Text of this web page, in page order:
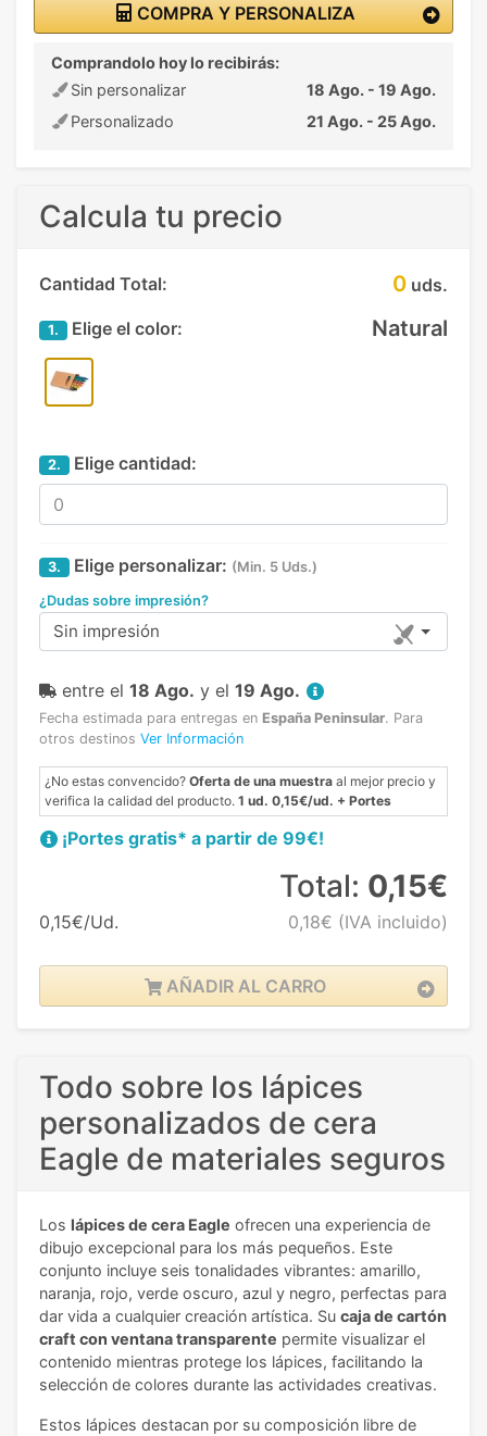
COMPRA Y PERSONALIZA
Comprandolo hoy lo recibirás:
Sin personalizar
18 Ago. - 19 Ago.
Personalizado
21 Ago. - 25 Ago.
Calcula tu precio
Cantidad Total: 0 uds.
1. Elige el color: Natural
2. Elige cantidad:
3. Elige personalizar: (Min. 5 Uds.)
¿Dudas sobre impresión?
Sin impresión
entre el 18 Ago. y el 19 Ago.
Fecha estimada para entregas en España Peninsular. Para
otros destinos Ver Información
¿No estas convencido? Oferta de una muestra al mejor precio y
verifica la calidad del producto. 1 ud. 0,15€/ud. + Portes
¡Portes gratis* a partir de 99€!
0,15€/Ud.
Total: 0,15€
0,18€ (IVA incluido)
AÑADIR AL CARRO
Todo sobre los lápices
personalizados de cera
Eagle de materiales seguros
Los lápices de cera Eagle ofrecen una experiencia de
dibujo excepcional para los más pequeños. Este
conjunto incluye seis tonalidades vibrantes: amarillo,
naranja, rojo, verde oscuro, azul y negro, perfectas para
dar vida a cualquier creación artística. Su caja de cartón
craft con ventana transparente permite visualizar el
contenido mientras protege los lápices, facilitando la
selección de colores durante las actividades creativas.
Estos lápices destacan por su composición libre de